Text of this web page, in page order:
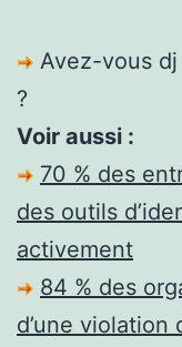
Avez-vous
?
Voir aussi :
70 % des
des outils
activement
84 % des
d’une violation